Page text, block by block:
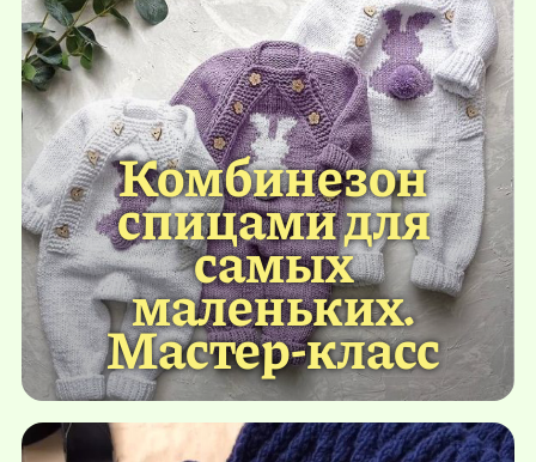
Комбинезон
спицами для
самых
маленьких.
Мастер-класс